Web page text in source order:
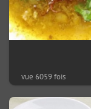
vue 6059 fois